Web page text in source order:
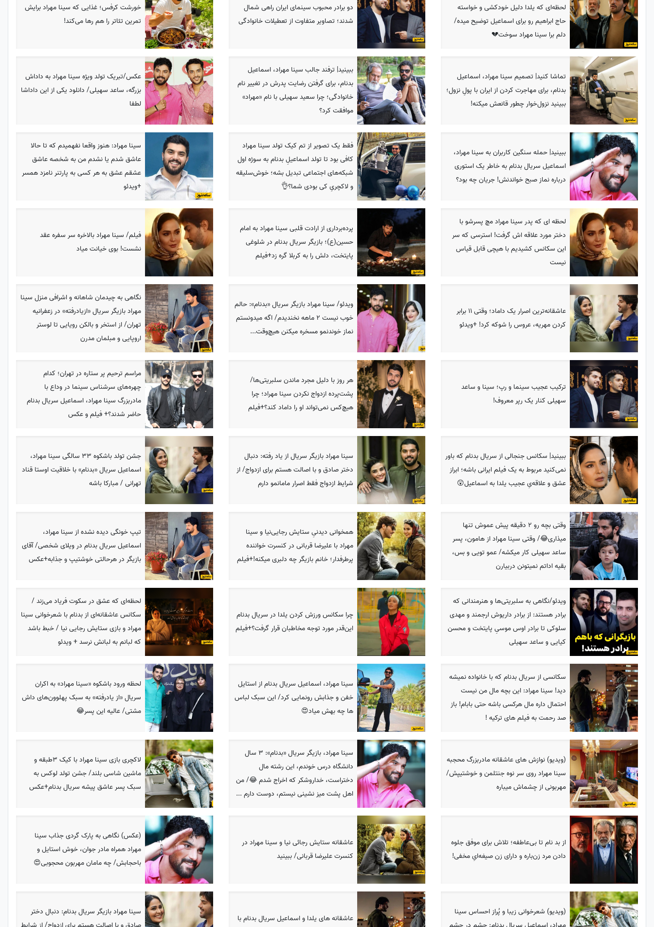
لحظه‌ای که یلدا دلیل خودکشی و خواسته
حاج ابراهیم رو برای اسماعیل توضیح میده/
دلم برا سینا مهراد سوخت💔
دو برادر محبوب سینمای ایران راهی شمال
شدند؛ تصاویر متفاوت از تعطیلات خانوادگی
خورشت کرفس؛ غذایی که سینا مهراد برایش
تمرین تئاتر را هم رها می‌کند!
تماشا کنید| تصمیم سینا مهراد، اسماعیل
بدنام، برای مهاجرت کردن از ایران با پولِ نزول؛
ببینید نزول‌خوار چطور قانعش میکنه!
ببینید| ترفند جالب سینا مهراد، اسماعیل
بدنام، برای گرفتن رضایت پدرش در تغییر نام
خانوادگی؛ چرا سعید سهیلی با نام «مهراد»
موافقت کرد؟
عکس/تبریک تولد ویژه سینا مهراد به داداش
بزرگه، ساعد سهیلی/ دانلود یکی از این داداشا
لطفا
ببینید| حمله سنگین کاربران به سینا مهراد،
اسماعیل سریال بدنام به خاطر یک استوری
درباره نماز صبح خواندنش! جریان چه بود؟
فقط یک تصویر از تم کیک تولد سینا مهراد
کافی بود تا تولد اسماعیلِ بدنام به سوژه اول
شبکه‌های اجتماعی تبدیل بشه؛ خوش‌سلیقه
و لاکچریِ کی بودی شما؟👌
سینا مهراد: هنوز واقعا نفهمیدم که تا حالا
عاشق شدم یا نشدم من به شخصه عاشق
عشقم عشق به هر کسی به پارتنر نامزد همسر
+ویدئو
لحظه ای که پدر سینا مهراد مچ پسرشو با
دختر مورد علاقه اش گرفت! استرسی که سر
این سکانس کشیدیم با هیچی قابل قیاس
نیست
پرده‌برداری از ارادت قلبی سینا مهراد به امام
حسین(ع)؛ بازیگر سریال بدنام در شلوغی
پایتخت، دلش را به کربلا گره زد+فیلم
فیلم/ سینا مهراد بالاخره سر سفره عقد
نشست! بوی خیانت میاد
عاشقانه‌ترین اصرار یک داماد؛ وقتی 11 برابر
کردن مهریه، عروس را شوکه کرد! +ویدئو
ویدئو/ سینا مهراد بازیگر سریال «بدنام»: حالم
خوب نیست 2 ماهه نخندیدم/ اگه میدونستم
نماز خوندنمو مسخره میکنن هیچ‌وقت...
نگاهی به چیدمان شاهانه و اشرافی منزل سینا
مهراد بازیگر سریال «ازیادرفته» در زعفرانیه
تهران/ از استخر و بالکن رویایی تا لوستر
اروپایی و مبلمان مدرن
ترکیب عجیب سینما و رپ؛ سینا و ساعد
سهیلی کنار یک رپر معروف!
هر روز با دلیل مجرد ماندن سلبریتی‌ها/
پشت‌پرده ازدواج نکردن سینا مهراد؛ چرا
هیچ‌کس نمی‌تواند او را داماد کند؟+فیلم
مراسم ترحیم پر ستاره در تهران؛ کدام
‌‌چهره‌های سرشناس سینما در وداع با
مادربزرگ سینا مهراد، اسماعیل سریال بدنام
حاضر شدند؟+ فیلم و عکس
ببینید| سکانس جنجالی از سریال بدنام که باور
نمی‌کنید مربوط به یک فیلم ایرانی باشه؛ ابراز
عشق و علاقه‌یِ عجیب یلدا به اسماعیل😲
سینا مهراد بازیگر سریال از یاد رفته: دنبال
دختر صادق و با اصالت هستم برای ازدواج/ از
شرایط ازدواج فقط اصرار مامانمو دارم
جشن تولد باشکوه 33 سالگی سینا مهراد،
اسماعیل سریال «بدنام» با خلاقیت اوستا قناد
تهرانی / مبارکا باشه
وقتی بچه رو 2 دقیقه پیش عموش تنها
میذاری😂/ وقتی سینا مهراد از هامون، پسر
ساعد سهیلی کار میکشه/ عمو تویی و بس،
بقیه اداتم نمیتونن دربیارن
همخوانی دیدنیِ ستایش رجایی‌نیا و سینا
مهراد با علیرضا قربانی در کنسرت خواننده
پرطرفدار؛ خانم بازیگر چه دلبری میکنه!+فیلم
تیپ خونگی دیده نشده از سینا مهراد،
اسماعیل سریال بدنام در ویلای شخصی/ آقای
بازیگر در هرحالتی خوشتیپ و جذابه+عکس
ویدئو/نگاهی به سلبریتی‌ها و هنرمندانی که
برادر هستند: از برادر داریوش ارجمند و مهدی
سلوکی تا برادر اوس موسیِ پایتخت و محسن
کیایی و ساعد سهیلی
چرا سکانس ورزش کردن یلدا در سریال بدنام
این‌قدر مورد توجه مخاطبان قرار گرفت؟+فیلم
لحظه‌ای که عشق در سکوت فریاد می‌زند /
سکانس عاشقانه‌ای از بدنام با شعرخوانی سینا
مهراد و بازی ستایش رجایی نیا / خبط باشد
که لبانم به لبانش نرسد + ویدئو
سکانسی از سریال بدنام که با خانواده نمیشه
دید! سینا مهراد: این بچه مال من نیست
احتمال داره مال هرکسی باشه حتی بابام! باز
صد رحمت به فیلم های ترکیه !
سینا مهراد، اسماعیل سریال بدنام از استایل
خفن و جذابش رونمایی کرد/ این سبک لباس
ها چه بهش میاد😍
لحظه ورود باشکوه «سینا مهراد» به اکران
سریال «از یادرفته» به سبک پهلوون‌های داش
مشتی/ عالیه این پسر😂
(ویدیو) نوازش های عاشقانه مادربزرگ محجبه
سینا مهراد روی سر نوه جنتلمن و خوشتیپش/
مهربونی از چشماش میباره
سینا مهراد، بازیگر سریال «بدنام»: 3 سال
دانشگاه درس خوندم، این رشته مال
دختراست، خداروشکر که اخراج شدم 😂/ من
اهل پشت میز نشینی نیستم، دوست دارم ...
لاکچری بازی سینا مهراد با کیک 3طبقه و
ماشین شاسی بلند/ جشن تولد لوکس به
سبک پسر عاشق پیشه سریال بدنام+عکس
از بد نام تا بی‌عاطفه؛ تلاش برای موفق جلوه
دادن مرد زن‌باره و دارای زن صیغه‌ایِ مخفی!
عاشقانه ستایش رجائی نیا و سینا مهراد در
کنسرت علیرضا قربانی/ ببینید
(عکس) نگاهی به پارک گردی جذاب سینا
مهراد همراه مادر جوان، خوش استایل و
باحجابش/ چه مامان مهربون محجوبی😍
(ویدیو) شعرخوانی زیبا و پُراز احساس سینا
عاشقانه های یلدا و اسماعیل سریال بدنام با
سینا مهراد بازیگر سریال بدنام: دنبال دختر